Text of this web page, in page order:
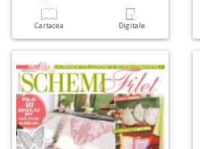
Cartacea Digitale